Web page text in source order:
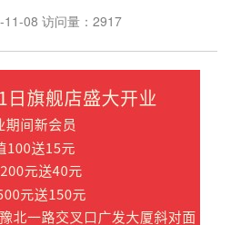
11-08 访问量：2917